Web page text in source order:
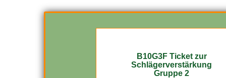
B10G3F Ticket zur
Schlägerverstärkung
Gruppe 2